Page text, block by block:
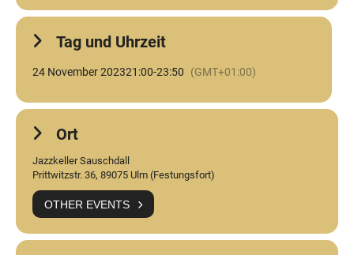
Tag und Uhrzeit
24 November 202321:00-23:50 (GMT+01:00)
Ort
Jazzkeller Sauschdall
Prittwitzstr. 36, 89075 Ulm (Festungsfort)
OTHER EVENTS